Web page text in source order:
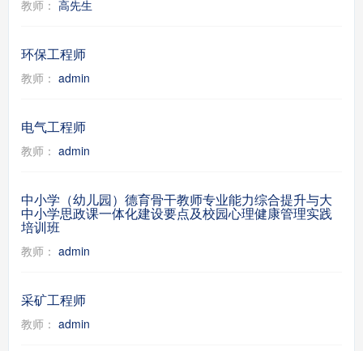
教师： 高先生
环保工程师
教师： admin
电气工程师
教师： admin
中小学（幼儿园）德育骨干教师专业能力综合提升与大
中小学思政课一体化建设要点及校园心理健康管理实践
培训班
教师： admin
采矿工程师
教师： admin